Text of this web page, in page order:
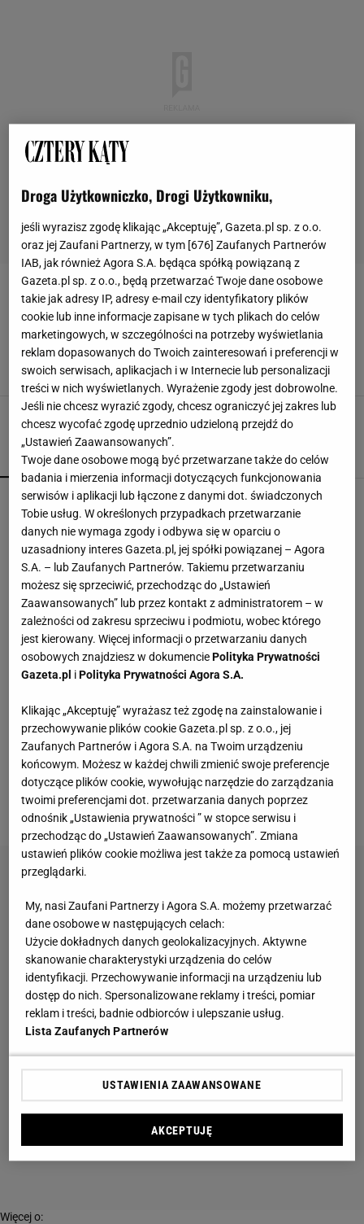
FRIENDS
Chcesz mieszkać jak Rachel i Ross? Oto jak
urządzić mieszkanie w stylu "Friends"
ARANŻACJA WNĘTRZ ARANŻACJE FRIENDS WNĘTRZA
POPULARNE NAJNOWSZE
Fotopułapka przyłapie każdego, kto odwiedza
ogród w nocy. I sarnę, i złodzieja
Kompaktowa bieżnia do małego mieszkania.
Ten sprzęt mieści się pod łóżko
Kultowy serial powraca. "Line of Duty - wydział
wewnętrzny" już od czwartku, 6 sierpnia w BBC
First
MATERIAŁ PROMOCYJNY
Vintage gramofony wracają do łask. Polacy na
nowo pokochali vinyle
Kochały je nasze babcie. Garnki żeliwne są
niezastąpione w letniej i jesiennej kuchni
Więcej o:
Droga Użytkowniczko, Drogi Użytkowniku,
jeśli wyrazisz zgodę klikając „Akceptuję”, Gazeta.pl sp. z o.o.
oraz jej Zaufani Partnerzy, w tym [676] Zaufanych Partnerów
IAB, jak również Agora S.A. będąca spółką powiązaną z
Gazeta.pl sp. z o.o., będą przetwarzać Twoje dane osobowe
takie jak adresy IP, adresy e-mail czy identyfikatory plików
cookie lub inne informacje zapisane w tych plikach do celów
marketingowych, w szczególności na potrzeby wyświetlania
reklam dopasowanych do Twoich zainteresowań i preferencji w
swoich serwisach, aplikacjach i w Internecie lub personalizacji
treści w nich wyświetlanych. Wyrażenie zgody jest dobrowolne.
Jeśli nie chcesz wyrazić zgody, chcesz ograniczyć jej zakres lub
chcesz wycofać zgodę uprzednio udzieloną przejdź do
„Ustawień Zaawansowanych”.
Twoje dane osobowe mogą być przetwarzane także do celów
badania i mierzenia informacji dotyczących funkcjonowania
serwisów i aplikacji lub łączone z danymi dot. świadczonych
Tobie usług. W określonych przypadkach przetwarzanie
danych nie wymaga zgody i odbywa się w oparciu o
uzasadniony interes Gazeta.pl, jej spółki powiązanej – Agora
S.A. – lub Zaufanych Partnerów. Takiemu przetwarzaniu
możesz się sprzeciwić, przechodząc do „Ustawień
Zaawansowanych” lub przez kontakt z administratorem – w
zależności od zakresu sprzeciwu i podmiotu, wobec którego
jest kierowany. Więcej informacji o przetwarzaniu danych
osobowych znajdziesz w dokumenciePolityka Prywatności
Gazeta.pl iPolityka Prywatności Agora S.A.
Klikając „Akceptuję” wyrażasz też zgodę na zainstalowanie i
przechowywanie plików cookie Gazeta.pl sp. z o.o., jej
Zaufanych Partnerów i Agora S.A. na Twoim urządzeniu
końcowym. Możesz w każdej chwili zmienić swoje preferencje
dotyczące plików cookie, wywołując narzędzie do zarządzania
twoimi preferencjami dot. przetwarzania danych poprzez
odnośnik „Ustawienia prywatności ” w stopce serwisu i
przechodząc do „Ustawień Zaawansowanych”. Zmiana
ustawień plików cookie możliwa jest także za pomocą ustawień
przeglądarki.
My, nasi Zaufani Partnerzy i Agora S.A. możemy przetwarzać
dane osobowe w następujących celach:
Użycie dokładnych danych geolokalizacyjnych. Aktywne
skanowanie charakterystyki urządzenia do celów
identyfikacji. Przechowywanie informacji na urządzeniu lub
dostęp do nich. Spersonalizowane reklamy i treści, pomiar
reklam i treści, badnie odbiorców i ulepszanie usług.
Lista Zaufanych Partnerów
USTAWIENIA ZAAWANSOWANE
AKCEPTUJĘ